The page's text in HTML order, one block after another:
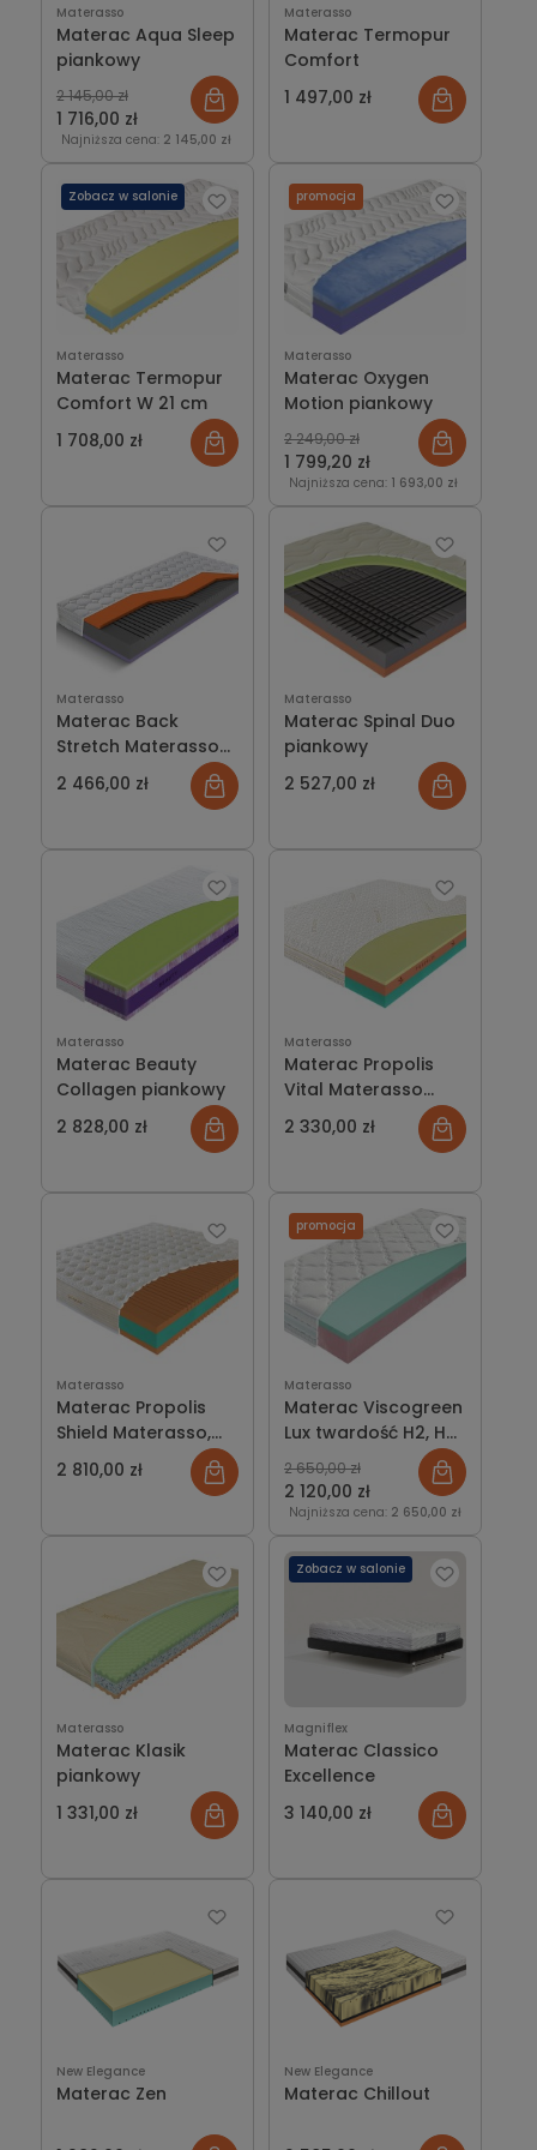
Materasso
Materac Aqua Sleep
piankowy
1 716,00 zł
2 145,00 zł
Najniższa cena: 2 145,00 zł
Materasso
Materac Termopur
Comfort
1 497,00 zł
Materasso
Materac Termopur
Comfort W 21 cm
1 708,00 zł
Zobacz w salonie
Materasso
Materac Oxygen
Motion piankowy
1 799,20 zł
2 249,00 zł
Najniższa cena: 1 693,00 zł
promocja
Materasso
Materac Back
Stretch Materasso
piankowy
2 466,00 zł
Materasso
Materac Spinal Duo
piankowy
2 527,00 zł
Materasso
Materac Beauty
Collagen piankowy
2 828,00 zł
Materasso
Materac Propolis
Vital Materasso
piankowy
2 330,00 zł
Materasso
Materac Propolis
Shield Materasso,
piankowy
2 810,00 zł
Materasso
Materac Viscogreen
Lux twardość H2, H3
lub partner
2 120,00 zł
2 650,00 zł
Najniższa cena: 2 650,00 zł
promocja
Materasso
Materac Klasik
piankowy
1 331,00 zł
Magniflex
Materac Classico
Excellence
3 140,00 zł
Zobacz w salonie
New Elegance
Materac Zen
New Elegance
Materac Chillout